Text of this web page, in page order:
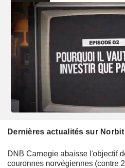
Dernières actualités sur Norbit
DNB Carnegie abaisse l'objectif
couronnes norvégiennes (contre